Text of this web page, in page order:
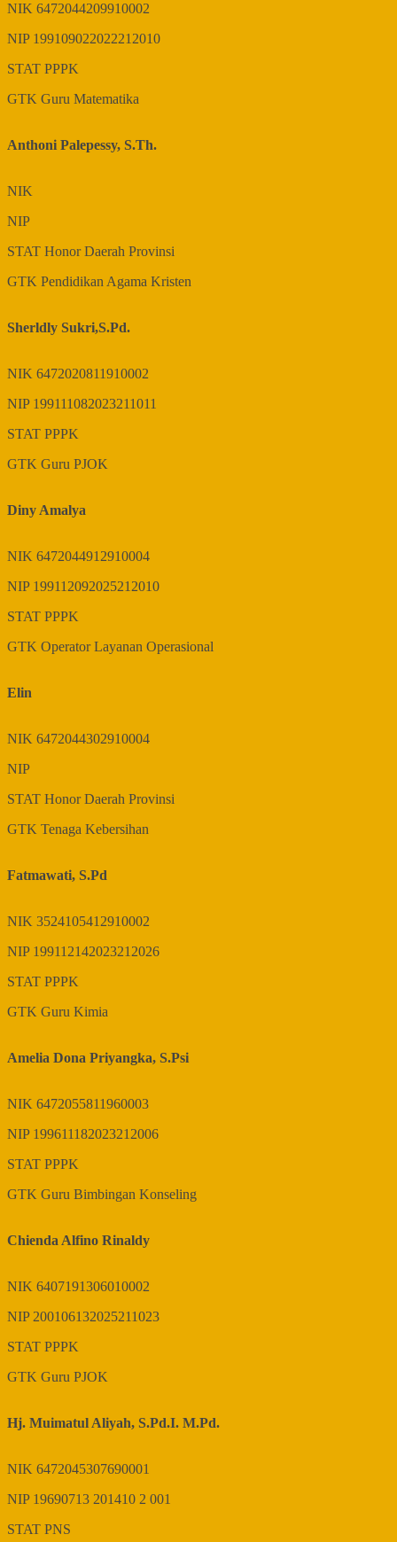
NIK 6472044209910002
NIP 199109022022212010
STAT PPPK
GTK Guru Matematika
Anthoni Palepessy, S.Th.
NIK
NIP
STAT Honor Daerah Provinsi
GTK Pendidikan Agama Kristen
Sherldly Sukri,S.Pd.
NIK 6472020811910002
NIP 199111082023211011
STAT PPPK
GTK Guru PJOK
Diny Amalya
NIK 6472044912910004
NIP 199112092025212010
STAT PPPK
GTK Operator Layanan Operasional
Elin
NIK 6472044302910004
NIP
STAT Honor Daerah Provinsi
GTK Tenaga Kebersihan
Fatmawati, S.Pd
NIK 3524105412910002
NIP 199112142023212026
STAT PPPK
GTK Guru Kimia
Amelia Dona Priyangka, S.Psi
NIK 6472055811960003
NIP 199611182023212006
STAT PPPK
GTK Guru Bimbingan Konseling
Chienda Alfino Rinaldy
NIK 6407191306010002
NIP200106132025211023
STAT PPPK
GTK Guru PJOK
Hj. Muimatul Aliyah, S.Pd.I. M.Pd.
NIK 6472045307690001
NIP 19690713 201410 2 001
STAT PNS